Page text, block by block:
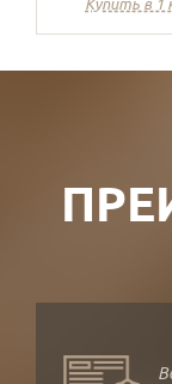
Купить в 1